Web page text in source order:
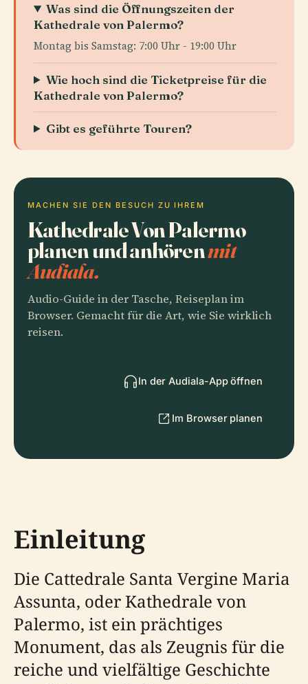
Was sind die Öffnungszeiten der
Kathedrale von Palermo?
Montag bis Samstag: 7:00 Uhr - 19:00 Uhr
Wie hoch sind die Ticketpreise für die
Kathedrale von Palermo?
Gibt es geführte Touren?
MACHEN SIE DEN BESUCH ZU IHREM
Kathedrale Von Palermo
planen und anhörenmit
Audiala.
Audio-Guide in der Tasche, Reiseplan im
Browser. Gemacht für die Art, wie Sie wirklich
reisen.
In der Audiala-App öffnen
Im Browser planen
Einleitung
Die Cattedrale Santa Vergine Maria
Assunta, oder Kathedrale von
Palermo, ist ein prächtiges
Monument, das als Zeugnis für die
reiche und vielfältige Geschichte